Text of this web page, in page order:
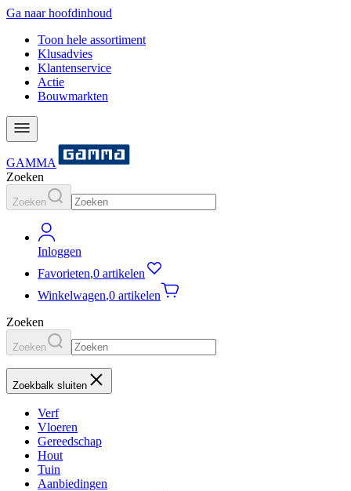
Ga naar hoofdinhoud
Toon hele assortiment
Klusadvies
Klantenservice
Actie
Bouwmarkten
GAMMA
Zoeken
Zoeken
Inloggen
Favorieten,0 artikelen
Winkelwagen,0 artikelen
Zoeken
Zoeken
Zoekbalk sluiten
Verf
Vloeren
Gereedschap
Hout
Tuin
Aanbiedingen